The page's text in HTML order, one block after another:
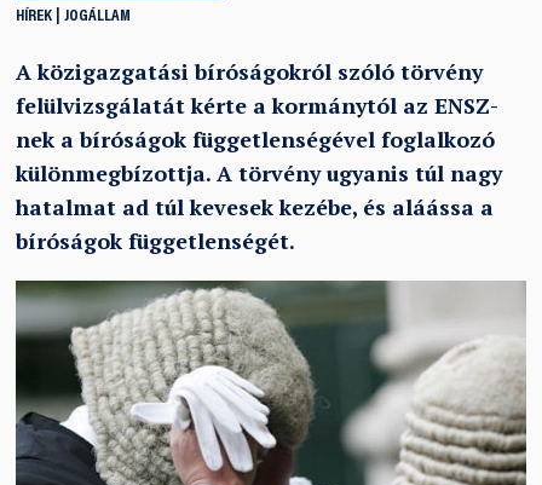
HÍREK JOGÁLLAM
A közigazgatási bíróságokról szóló törvény
felülvizsgálatát kérte a kormánytól az ENSZ-
nek a bíróságok függetlenségével foglalkozó
különmegbízottja. A törvény ugyanis túl nagy
hatalmat ad túl kevesek kezébe, és aláássa a
bíróságok függetlenségét.